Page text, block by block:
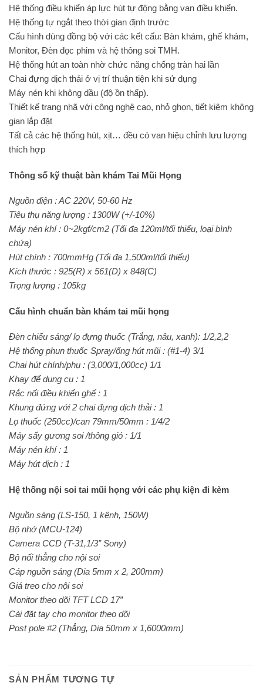
Hệ thống điều khiển áp lực hút tự động bằng van điều khiển.
Hệ thống tự ngắt theo thời gian định trước
Cấu hình dùng đồng bộ với các kết cấu: Bàn khám, ghế khám,
Monitor, Đèn đọc phim và hệ thông soi TMH.
Hệ thống hút an toàn nhờ chức năng chống tràn hai lần
Chai đựng dịch thải ở vị trí thuận tiện khi sử dụng
Máy nén khi không dầu (độ ồn thấp).
Thiết kế trang nhã với công nghệ cao, nhỏ ghọn, tiết kiệm không
gian lắp đặt
Tất cả các hệ thống hút, xịt… đều có van hiệu chỉnh lưu lượng
thích hợp
Thông số kỹ thuật bàn khám Tai Mũi Họng
Nguồn điện : AC 220V, 50-60 Hz
Tiêu thụ năng lượng : 1300W (+/-10%)
Máy nén khí : 0~2kgf/cm2 (Tối đa 120ml/tối thiểu, loại bình
chứa)
Hút chính : 700mmHg (Tối đa 1,500ml/tối thiểu)
Kích thước : 925(R) x 561(D) x 848(C)
Trọng lượng : 105kg
Cấu hình chuẩn bàn khám tai mũi họng
Đèn chiếu sáng/ lọ đựng thuốc (Trắng, nâu, xanh): 1/2,2,2
Hệ thống phun thuốc Spray/ống hút mũi : (#1-4) 3/1
Chai hút chính/phụ : (3,000/1,000cc) 1/1
Khay để dụng cụ : 1
Rắc nối điều khiển ghế : 1
Khung đứng với 2 chai đựng dịch thải : 1
Lọ thuốc (250cc)/can 79mm/50mm : 1/4/2
Máy sấy gương soi /thông gió : 1/1
Máy nén khí : 1
Máy hút dịch : 1
Hệ thống nội soi tai mũi họng với các phụ kiện đi kèm
Nguồn sáng (LS-150, 1 kênh, 150W)
Bộ nhớ (MCU-124)
Camera CCD (T-31,1/3” Sony)
Bộ nối thẳng cho nội soi
Cáp nguồn sáng (Dia 5mm x 2, 200mm)
Giá treo cho nội soi
Monitor theo dõi TFT LCD 17”
Cài đặt tay cho monitor theo dõi
Post pole #2 (Thẳng, Dia 50mm x 1,6000mm)
SẢN PHẨM TƯƠNG TỰ